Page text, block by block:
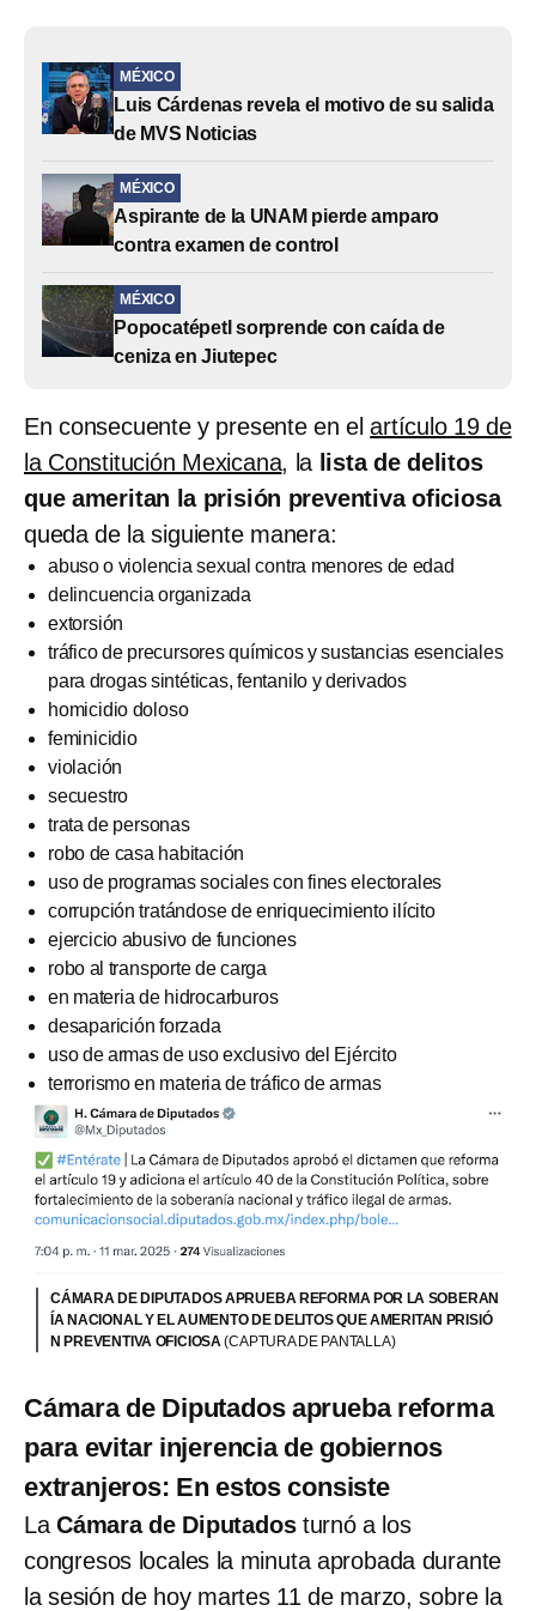
MÉXICO
Luis Cárdenas revela el motivo de su salida
de MVS Noticias
MÉXICO
Aspirante de la UNAM pierde amparo
contra examen de control
MÉXICO
Popocatépetl sorprende con caída de
ceniza en Jiutepec
En consecuente y presente en elartículo 19 de
la Constitución Mexicana, la lista de delitos
que ameritan la prisión preventiva oficiosa
queda de la siguiente manera:
abuso o violencia sexual contra menores de edad
delincuencia organizada
extorsión
tráfico de precursores químicos y sustancias esenciales
para drogas sintéticas, fentanilo y derivados
homicidio doloso
feminicidio
violación
secuestro
trata de personas
robo de casa habitación
uso de programas sociales con fines electorales
corrupción tratándose de enriquecimiento ilícito
ejercicio abusivo de funciones
robo al transporte de carga
en materia de hidrocarburos
desaparición forzada
uso de armas de uso exclusivo del Ejército
terrorismo en materia de tráfico de armas
CÁMARA DE DIPUTADOS APRUEBA REFORMA POR LA SOBERAN
ÍA NACIONAL Y EL AUMENTO DE DELITOS QUE AMERITAN PRISIÓ
N PREVENTIVA OFICIOSA(CAPTURA DE PANTALLA)
Cámara de Diputados aprueba reforma
para evitar injerencia de gobiernos
extranjeros: En estos consiste
La Cámara de Diputadosturnó a los
congresos locales la minuta aprobada durante
la sesión de hoy martes 11 de marzo, sobre la